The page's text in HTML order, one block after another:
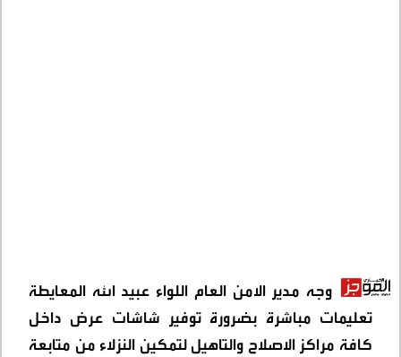
وجه مدير الامن العام اللواء عبيد الله المعايطة
تعليمات مباشرة بضرورة توفير شاشات عرض داخل
كافة مراكز الاصلاح والتاهيل لتمكين النزلاء من متابعة